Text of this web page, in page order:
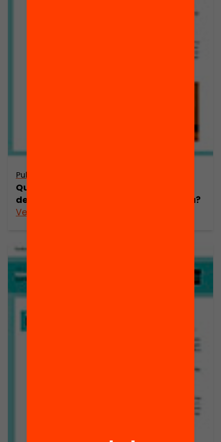
Publicació
Quina hauria de ser la responsabilitat
dels municipis en la política educativa?
Veure’n més